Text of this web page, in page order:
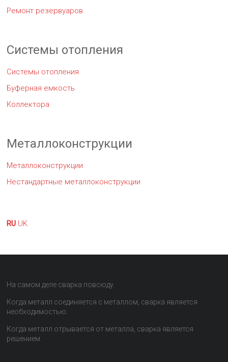
Ремонт резервуаров
Системы отопления
Системы отопления
Буферная емкость
Коллектора
Металлоконструкции
Металлоконструкции
Нестандартные металлоконструкции
RU UK
На самом деле сварка повсюду.
Когда металл соединяется с металлом, сварка является
необходимостью.
Когда металл отрывается от металла, сварка является
решением.